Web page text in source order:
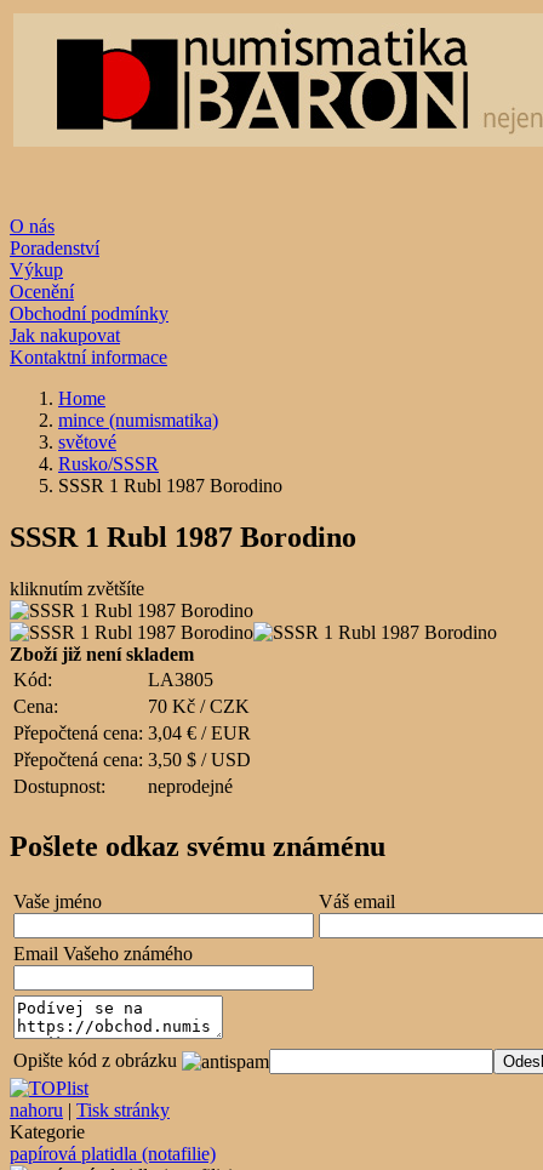
O nás
Poradenství
Výkup
Ocenění
Obchodní podmínky
Jak nakupovat
Kontaktní informace
Home
mince (numismatika)
světové
Rusko/SSSR
SSSR 1 Rubl 1987 Borodino
SSSR 1 Rubl 1987 Borodino
kliknutím zvětšíte
Zboží již není skladem
Kód:
LA3805
Cena:
70 Kč / CZK
Přepočtená cena: 3,04 € / EUR
Přepočtená cena: 3,50 $ / USD
Dostupnost:
neprodejné
Pošlete odkaz svému známénu
Vaše jméno Váš email
Email Vašeho známého
Opište kód z obrázku
nahoru | Tisk stránky
Kategorie
papírová platidla (notafilie)